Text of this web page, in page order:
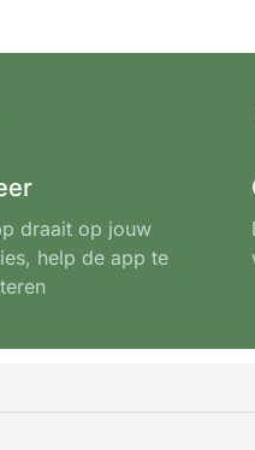
draait op jouw
help de app te